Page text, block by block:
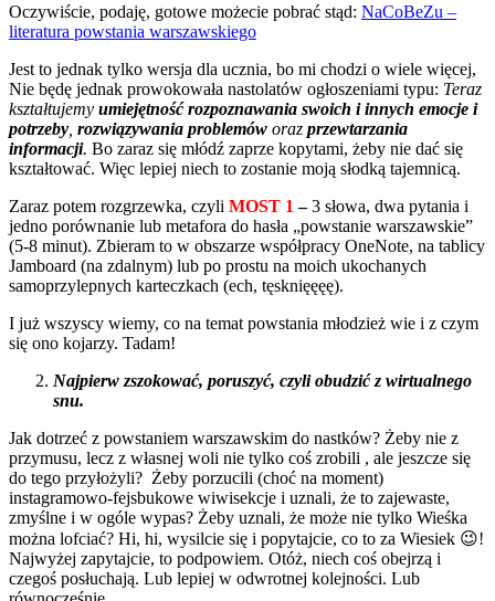
Oczywiście, podaję, gotowe możecie pobrać stąd: NaCoBeZu –
literatura powstania warszawskiego
Jest to jednak tylko wersja dla ucznia, bo mi chodzi o wiele więcej,
Nie będę jednak prowokowała nastolatów ogłoszeniami typu: Teraz
kształtujemy umiejętność rozpoznawania swoich i innych emocje i
potrzeby rozwiązywania problemów oraz przewtarzania
informacji. Bo zaraz się młódź zaprze kopytami, żeby nie dać się
kształtować. Więc lepiej niech to zostanie moją słodką tajemnicą.
Zaraz potem rozgrzewka, czyli MOST 1–3 słowa, dwa pytania i
jedno porównanie lub metafora do hasła „powstanie warszawskie”
(5-8 minut). Zbieram to w obszarze współpracy OneNote, na tablicy
Jamboard (na zdalnym) lub po prostu na moich ukochanych
samoprzylepnych karteczkach (ech, tęsknięęęę).
I już wszyscy wiemy, co na temat powstania młodzież wie i z czym
się ono kojarzy. Tadam!
Najpierw zszokować, poruszyć, czyli obudzić z wirtualnego
snu.
Jak dotrzeć z powstaniem warszawskim do nastków? Żeby nie z
przymusu, lecz z własnej woli nie tylko coś zrobili , ale jeszcze się
do tego przyłożyli? Żeby porzucili (choć na moment)
instagramowo-fejsbukowe wiwisekcje i uznali, że to zajewaste,
zmyślne i w ogóle wypas? Żeby uznali, że może nie tylko Wieśka
można lofciać? Hi, hi, wysilcie się i popytajcie, co to za Wiesiek 😉!
Najwyżej zapytajcie, to podpowiem. Otóż, niech coś obejrzą i
czegoś posłuchają. Lub lepiej w odwrotnej kolejności. Lub